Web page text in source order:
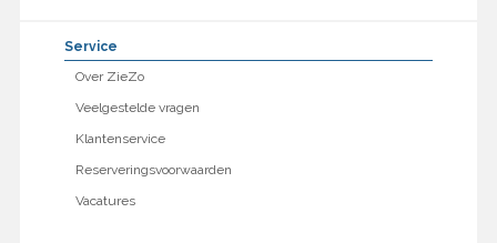
Service
Over ZieZo
Veelgestelde vragen
Klantenservice
Reserveringsvoorwaarden
Vacatures